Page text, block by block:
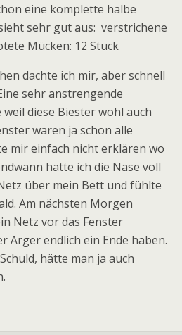
eine komplette halbe
sehr gut aus: verstrichene
Mücken: 12 Stück
dachte ich mir, aber schnell
sehr anstrengende
diese Biester wohl auch
waren ja schon alle
mir einfach nicht erklären wo
hatte ich die Nase voll
über mein Bett und fühlte
Am nächsten Morgen
Netz vor das Fenster
Ärger endlich ein Ende haben.
hätte man ja auch